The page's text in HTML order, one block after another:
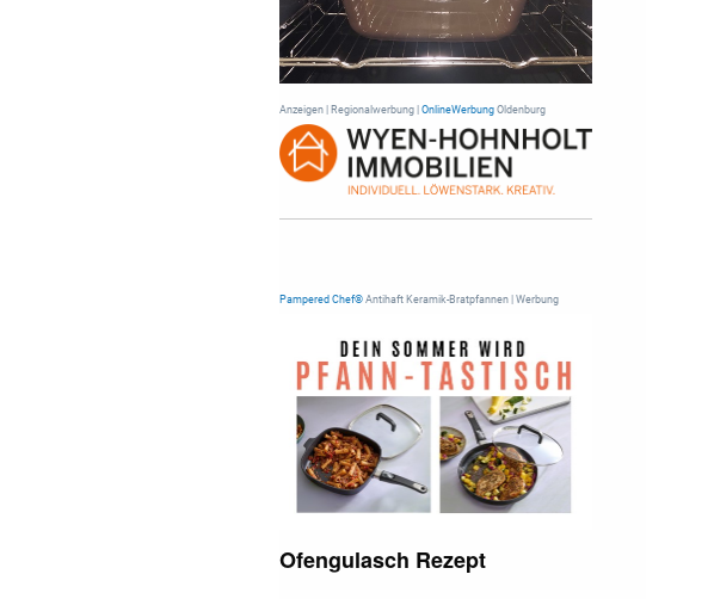
Anzeigen | Regionalwerbung | OnlineWerbungOldenburg
Pampered Chef®Antihaft Keramik-Bratpfannen | Werbung
Ofengulasch Rezept